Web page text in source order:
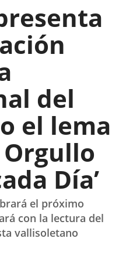
del
el lema
Orgullo
Día’
el próximo
con la lectura del
vallisoletano